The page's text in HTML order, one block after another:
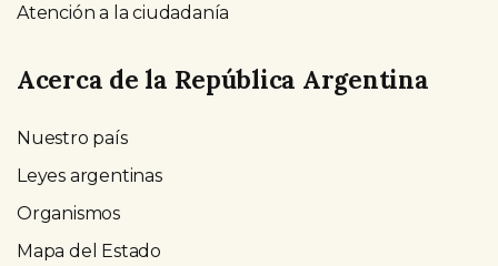
Atención a la ciudadanía
Acerca de la República Argentina
Nuestro país
Leyes argentinas
Organismos
Mapa del Estado